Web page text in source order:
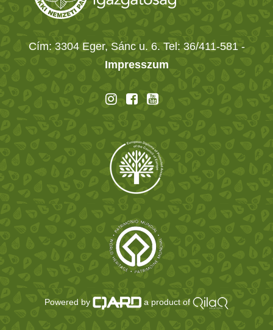
Cím: 3304 Eger, Sánc u. 6. Tel: 36/411-581 -
Impresszum
Powered by a product of